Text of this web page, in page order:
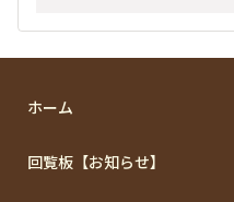
ホーム
回覧板【お知らせ】